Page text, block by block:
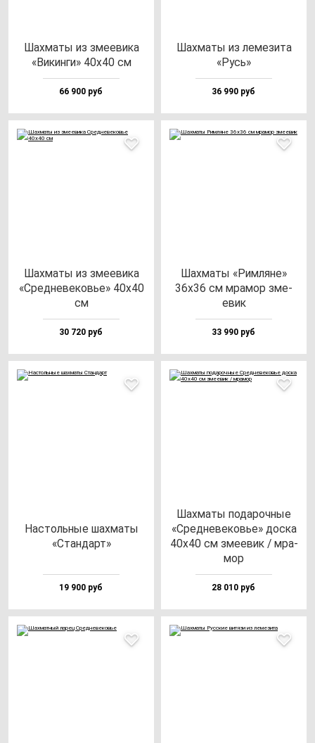
Шах­ма­ты из зме­еви­ка
«Викин­ги» 40х40 см
66 900 руб
Шах­ма­ты из ле­ме­зи­та
«Русь»
36 990 руб
Шах­ма­ты из зме­еви­ка
«Сред­не­ве­ковье» 40х40
см
30 720 руб
Шах­ма­ты «Рим­ля­не»
36х36 см мра­мор зме­
евик
33 990 руб
Нас­толь­ные шах­ма­ты
«Стан­дарт»
19 900 руб
Шах­ма­ты по­да­роч­ные
«Сред­не­ве­ковье» дос­ка
40х40 см зме­евик / мра­
мор
28 010 руб